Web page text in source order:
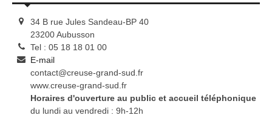
34 B rue Jules Sandeau-BP 40
23200 Aubusson
Tel : 05 18 18 01 00
E-mail
contact@creuse-grand-sud.fr
www.creuse-grand-sud.fr
Horaires d'ouverture au public et accueil téléphonique
du lundi au vendredi : 9h-12h